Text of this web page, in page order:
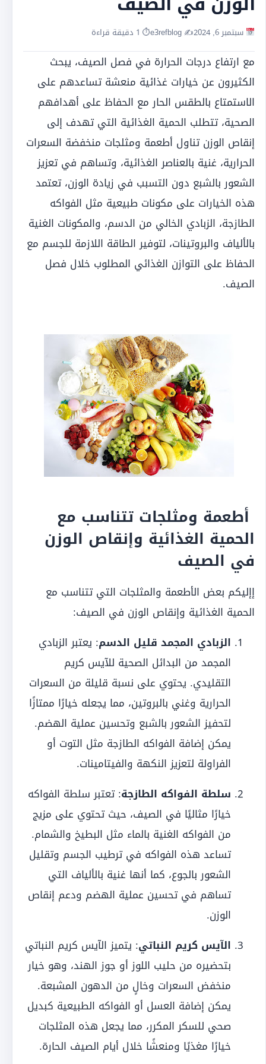
سبتمبر 6, 2024 ✍️ e3refblog ⏱ 1 دقيقة قراءة
مع ارتفاع درجات الحرارة في فصل الصيف، يبحث
الكثيرون عن خيارات غذائية منعشة تساعدهم على
الاستمتاع بالطقس الحار مع الحفاظ على أهدافهم
الصحية، تتطلب الحمية الغذائية التي تهدف إلى
إنقاص الوزن تناول أطعمة ومثلجات منخفضة السعرات
الحرارية، غنية بالعناصر الغذائية، وتساهم في تعزيز
الشعور بالشبع دون التسبب في زيادة الوزن، تعتمد
هذه الخيارات على مكونات طبيعية مثل الفواكه
الطازجة، الزبادي الخالي من الدسم، والمكونات الغنية
بالألياف والبروتينات، لتوفير الطاقة اللازمة للجسم مع
الحفاظ على التوازن الغذائي المطلوب خلال فصل
الصيف.
أطعمة ومثلجات تتناسب مع
الحمية الغذائية وإنقاص الوزن
في الصيف
إإليكم بعض الأطعمة والمثلجات التي تتناسب مع
الحمية الغذائية وإنقاص الوزن في الصيف:
الزبادي المجمد قليل الدسم: يعتبر الزبادي
المجمد من البدائل الصحية للآيس كريم
التقليدي. يحتوي على نسبة قليلة من السعرات
الحرارية وغني بالبروتين، مما يجعله خيارًا ممتازًا
لتحفيز الشعور بالشبع وتحسين عملية الهضم.
يمكن إضافة الفواكه الطازجة مثل التوت أو
الفراولة لتعزيز النكهة والفيتامينات.
سلطة الفواكه الطازجة: تعتبر سلطة الفواكه
خيارًا مثاليًا في الصيف، حيث تحتوي على مزيج
من الفواكه الغنية بالماء مثل البطيخ والشمام.
تساعد هذه الفواكه في ترطيب الجسم وتقليل
الشعور بالجوع، كما أنها غنية بالألياف التي
تساهم في تحسين عملية الهضم ودعم إنقاص
الوزن.
الآيس كريم النباتي: يتميز الآيس كريم النباتي
بتحضيره من حليب اللوز أو جوز الهند، وهو خيار
منخفض السعرات وخالٍ من الدهون المشبعة.
يمكن إضافة العسل أو الفواكه الطبيعية كبديل
صحي للسكر المكرر، مما يجعل هذه المثلجات
خيارًا مغذيًا ومنعشًا خلال أيام الصيف الحارة.